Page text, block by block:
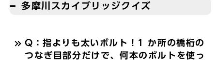
多摩川スカイブリッジクイズ
Q：指よりも太いボルト！1 か所の橋桁の
つなぎ目部分だけで、何本のボルトを使っ